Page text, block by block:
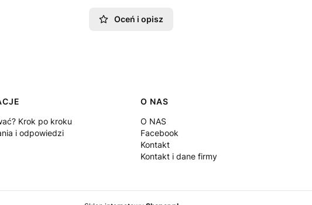
Oceń i opisz
Krok po kroku
i odpowiedzi
O NAS
O NAS
Facebook
Kontakt
Kontakt i dane firmy